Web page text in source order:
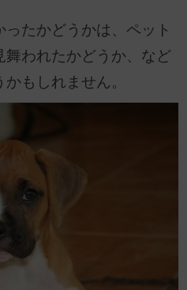
たかどうかは、ペット
舞われたかどうか、など
もしれません。